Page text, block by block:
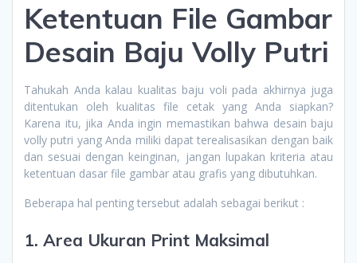
Ketentuan File Gambar
Desain Baju Volly Putri
Tahukah Anda kalau kualitas baju voli pada akhirnya juga
ditentukan oleh kualitas file cetak yang Anda siapkan?
Karena itu, jika Anda ingin memastikan bahwa desain baju
volly putri yang Anda miliki dapat terealisasikan dengan baik
dan sesuai dengan keinginan, jangan lupakan kriteria atau
ketentuan dasar file gambar atau grafis yang dibutuhkan.
Beberapa hal penting tersebut adalah sebagai berikut :
1. Area Ukuran Print Maksimal